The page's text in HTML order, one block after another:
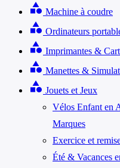
category Machine à coudre
category Ordinateurs
category Imprimantes &
category Manettes &
category Jouets et Jeux
Vélos Enfant en
Marques
Exercice et
Été & Vacances